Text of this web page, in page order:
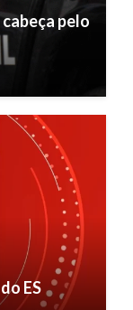
pelo
ES